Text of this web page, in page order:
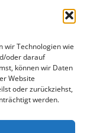
wir Technologien wie
oder darauf
können wir Daten
Website
oder zurückziehst,
werden.